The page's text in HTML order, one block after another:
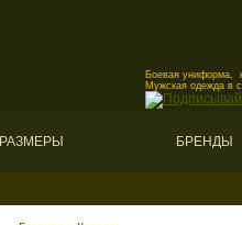
Боевая униформа,
Мужская одежда в
РАЗМЕРЫ БРЕНДЫ